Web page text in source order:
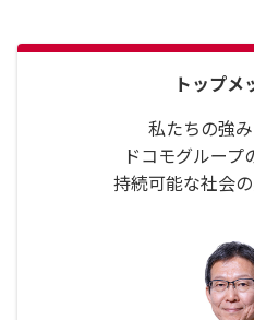
トップメ
私たちの強み
ドコモグループ
持続可能な社会